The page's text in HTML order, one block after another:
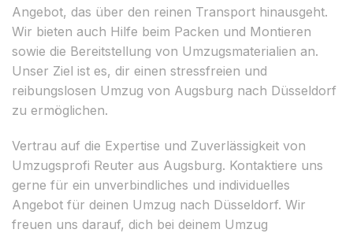
Angebot, das über den reinen Transport hinausgeht.
Wir bieten auch Hilfe beim Packen und Montieren
sowie die Bereitstellung von Umzugsmaterialien an.
Unser Ziel ist es, dir einen stressfreien und
reibungslosen Umzug von Augsburg nach Düsseldorf
zu ermöglichen.
Vertrau auf die Expertise und Zuverlässigkeit von
Umzugsprofi Reuter aus Augsburg. Kontaktiere uns
gerne für ein unverbindliches und individuelles
Angebot für deinen Umzug nach Düsseldorf. Wir
freuen uns darauf, dich bei deinem Umzug